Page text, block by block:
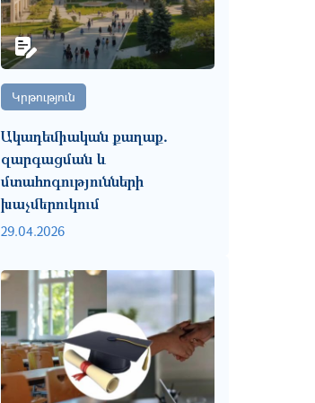
Կրթություն
Ակադեմիական քաղաք․
զարգացման և
մտահոգությունների
խաչմերուկում
29.04.2026